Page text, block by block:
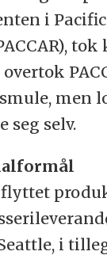
i
overtok
men
seg selv.
flyttet
i